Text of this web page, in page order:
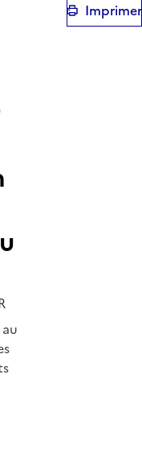
Imprimer